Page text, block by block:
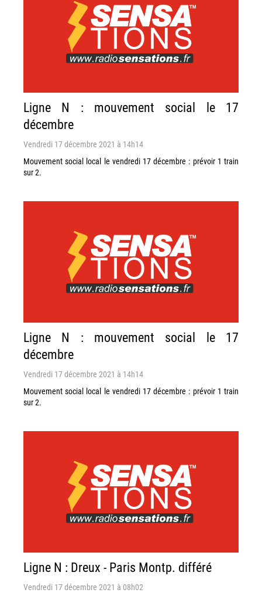
Ligne N : mouvement social le 17
décembre
Vendredi 17 décembre 2021 à 14h14
Mouvement social local le vendredi 17 décembre : prévoir 1 train
sur 2.
Ligne N : mouvement social le 17
décembre
Vendredi 17 décembre 2021 à 14h14
Mouvement social local le vendredi 17 décembre : prévoir 1 train
sur 2.
Ligne N : Dreux - Paris Montp. différé
Vendredi 17 décembre 2021 à 08h02